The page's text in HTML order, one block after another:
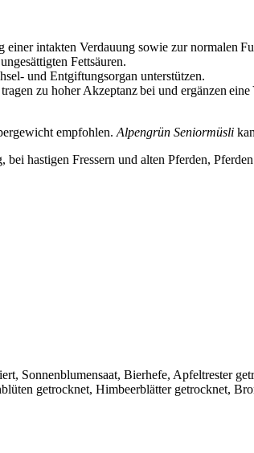
intakten Verdauung sowie zur normalen
Fettsäuren.
und Entgiftungsorgan unterstützen.
zu hoher Akzeptanz bei und ergänzen
empfohlen. Alpengrün Seniormüsli
hastigen Fressern und alten Pferden,
Sonnenblumensaat, Bierhefe, Apfeltrester
getrocknet, Himbeerblätter getrocknet,